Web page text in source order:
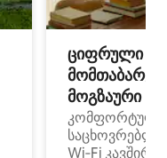
ციფრული
მოგზაური
კომფორტული
Wi‑Fi